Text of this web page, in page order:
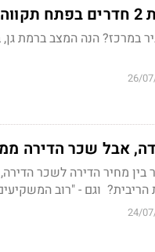
במרכז? הנה המצב ברמת
26/
אבל שכר הדירה
מחיר הדירה לשכר
וגם - "רוב
24/